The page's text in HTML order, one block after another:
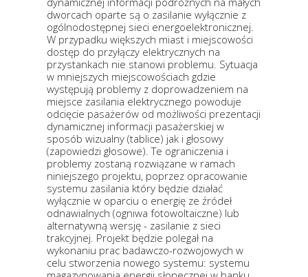
dworcach oparte są o zasilanie wyłącznie z
ogólnodostępnej sieci energoelektronicznej.
W przypadku większych miast i miejscowości
dostęp do przyłączy elektrycznych na
przystankach nie stanowi problemu. Sytuacja
w mniejszych miejscowościach gdzie
występują problemy z doprowadzeniem na
miejsce zasilania elektrycznego powoduje
odcięcie pasażerów od możliwości prezentacji
dynamicznej informacji pasażerskiej w
sposób wizualny (tablice) jak i głosowy
(zapowiedzi głosowe). Te ograniczenia i
problemy zostaną rozwiązane w ramach
niniejszego projektu, poprzez opracowanie
systemu zasilania który będzie działać
wyłącznie w oparciu o energię ze źródeł
odnawialnych (ogniwa fotowoltaiczne) lub
alternatywną wersję - zasilanie z sieci
trakcyjnej. Projekt będzie polegał na
wykonaniu prac badawczo-rozwojowych w
celu stworzenia nowego systemu: systemu